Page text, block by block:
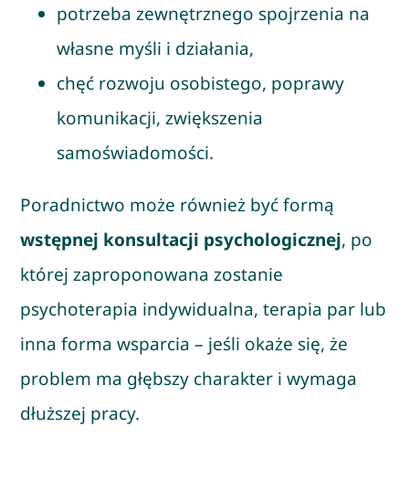
potrzeba zewnętrznego spojrzenia na
własne myśli i działania,
chęć rozwoju osobistego, poprawy
komunikacji, zwiększenia
samoświadomości.
Poradnictwo może również być formą
wstępnej konsultacji psychologicznej, po
której zaproponowana zostanie
psychoterapia indywidualna, terapia par lub
inna forma wsparcia – jeśli okaże się, że
problem ma głębszy charakter i wymaga
dłuższej pracy.